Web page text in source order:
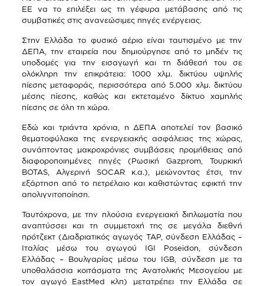
ΕΕ να το επιλέξει ως τη γέφυρα μετάβασης από τις
συμβατικές στις ανανεώσιμες πηγές ενέργειας.
Στην Ελλάδα το φυσικό αέριο είναι ταυτισμένο με την
ΔΕΠΑ, την εταιρεία που δημιούργησε από το μηδέν τις
υποδομές για την εισαγωγή και τη διάθεσή του σε
ολόκληρη την επικράτεια: 1000 χλμ. δικτύου υψηλής
πίεσης μεταφοράς, περισσότερα από 5.000 χλμ. δικτύου
μέσης πίεσης, καθώς και εκτεταμένο δίκτυο χαμηλής
πίεσης σε όλη τη χώρα.
Εδώ και τριάντα χρόνια, η ΔΕΠΑ αποτελεί τον βασικό
θεματοφύλακα της ενεργειακής ασφάλειας της χώρας,
συνάπτοντας μακροχρόνιες συμβάσεις προμήθειας από
διαφοροποιημένες πηγές (Ρωσική Gazprom , Τουρκική
BOTAS, Αλγερινή SOCARκ.α.), μειώνοντας έτσι, την
εξάρτηση από το πετρέλαιο και καθιστώντας εφικτή την
απολιγνιτοποίηση.
Ταυτόχρονα, με την πλούσια ενεργειακή διπλωματία που
αναπτύσσει και τη συμμετοχή της σε μεγάλα διεθνή
πρότζεκτ (Διαδριατικός αγωγός ΤΑΡ, σύνδεση Ελλάδας –
Ιταλίας μέσω του αγωγού IGI Poseidon , σύνδεση
Ελλάδας – Βουλγαρίας μέσω του IGB , σύνδεση με τα
υποθαλάσσια κοιτάσματα της Ανατολικής Μεσογείου με
τον αγωγό EastMed κλπ) μετατρέπει την Ελλάδα σε